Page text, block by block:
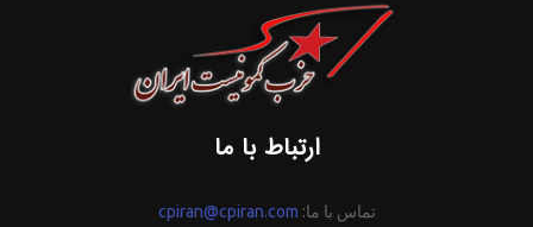
ارتباط با ما
تماس با ما: cpiran@cpiran.com